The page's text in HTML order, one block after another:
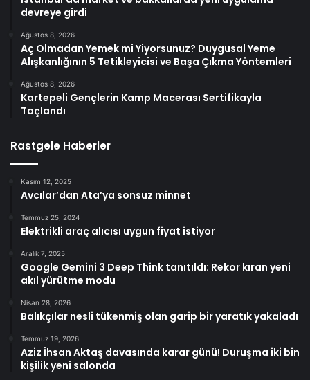
devreye girdi
Ağustos 8, 2026
Aç Olmadan Yemek mi Yiyorsunuz? Duygusal Yeme
Alışkanlığının 5 Tetikleyicisi ve Başa Çıkma Yöntemleri
Ağustos 8, 2026
Kartepeli Gençlerin Kamp Macerası Sertifikayla
Taçlandı
Rastgele Haberler
Kasım 12, 2025
Avcılar’dan Ata’ya sonsuz minnet
Temmuz 25, 2024
Elektrikli araç alıcısı uygun fiyat istiyor
Aralık 7, 2025
Google Gemini 3 Deep Think tanıtıldı: Rekor kıran yeni
akıl yürütme modu
Nisan 28, 2026
Balıkçılar nesli tükenmiş olan garip bir yaratık yakaladı
Temmuz 19, 2026
Aziz İhsan Aktaş davasında karar günü! Duruşma iki bin
kişilik yeni salonda